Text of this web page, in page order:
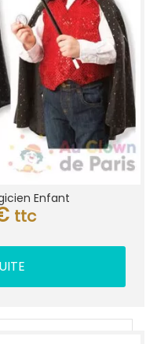
Enfant
ttc